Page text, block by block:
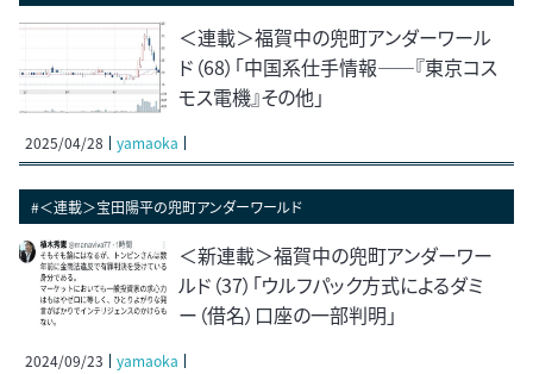
＜連載＞福賀中の兜町アンダーワール
ド（68）「中国系仕手情報――『東京コス
モス電機』その他」
2025/04/28 yamaoka
#＜連載＞宝田陽平の兜町アンダーワールド
＜新連載＞福賀中の兜町アンダーワー
ルド（37）「ウルフパック方式によるダミ
ー（借名）口座の一部判明」
2024/09/23 yamaoka